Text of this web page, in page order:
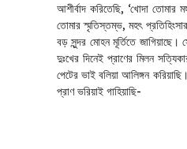
আশীর্বাদ করিতেছি, ‘খোদা তোমার
তোমার স্মৃতিস্তম্ভ, মহৎ
বড় সুন্দর মোহন মূর্তিতে জাগিয়াছে।
দুঃখের দিনেই প্রাণের মিলন
পেটের ভাই বলিয়া আলিঙ্গন
প্রাণ ভরিয়াই গাহিয়াছি-